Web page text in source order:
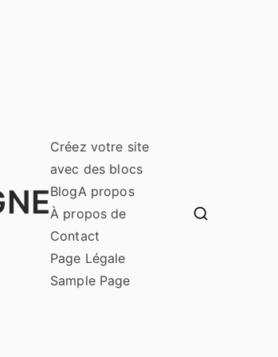
Créez votre site
avec des blocs
BlogA propos
À propos de
Contact
Page Légale
Sample Page